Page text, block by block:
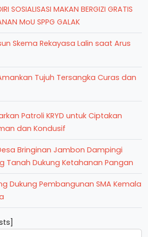
SOSIALISASI MAKAN BERGIZI GRATIS
MoU SPPG GALAK
Skema Rekayasa Lalin saat Arus
Tujuh Tersangka Curas dan
Patroli KRYD untuk Ciptakan
dan Kondusif
Bringinan Jambon Dampingi
Tanah Dukung Ketahanan Pangan
Dukung Pembangunan SMA Kemala